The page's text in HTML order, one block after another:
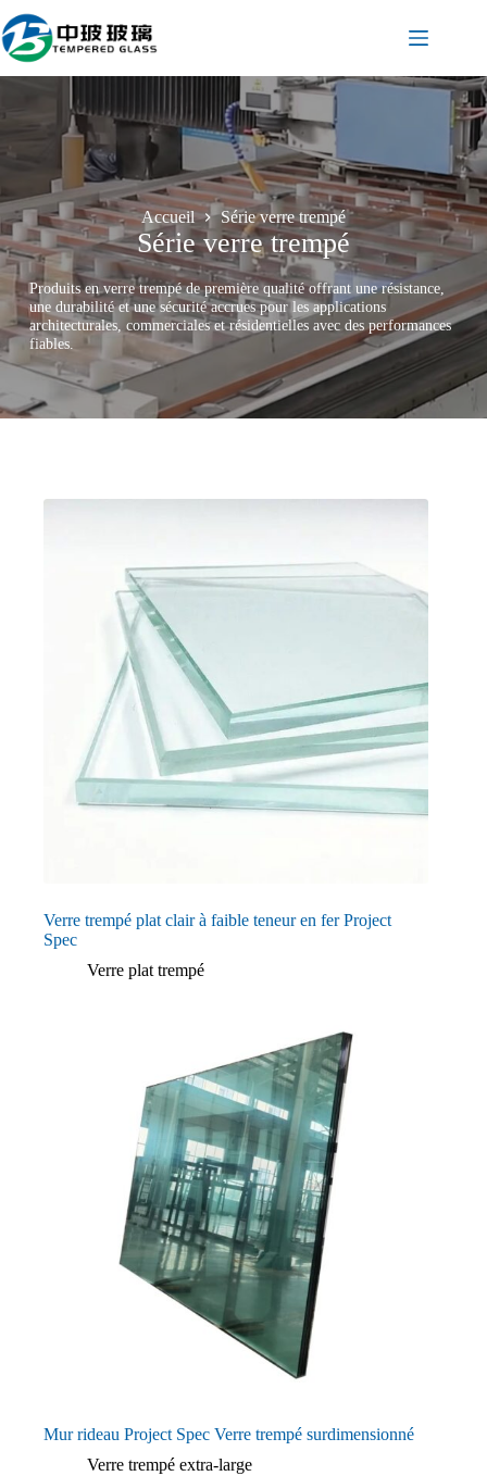
au
contenu
Accueil Série verre trempé
Série verre trempé
Produits en verre trempé de première qualité offrant une résistance,
une durabilité et une sécurité accrues pour les applications
architecturales, commerciales et résidentielles avec des performances
fiables.
Verre trempé plat clair à faible teneur en fer Project
Spec
Verre plat trempé
Mur rideau Project Spec Verre trempé surdimensionné
Verre trempé extra-large